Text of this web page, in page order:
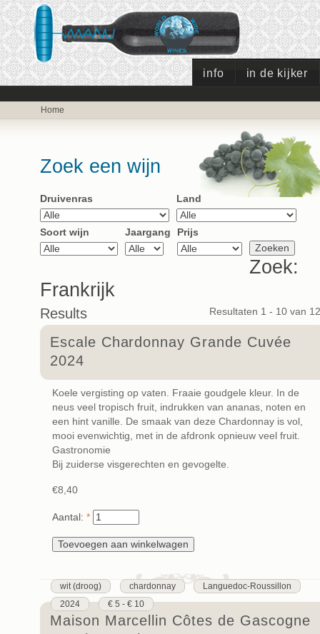
info in de kijker
Home
Zoek een wijn
Druivenras Land
Soort wijn Jaargang Prijs
Zoek:
Frankrijk
Resultaten 1 - 10 van
Results
Escale Chardonnay Grande Cuvée
2024
Koele vergisting op vaten. Fraaie goudgele kleur. In de
neus veel tropisch fruit, indrukken van ananas, noten en
een hint vanille. De smaak van deze Chardonnay is vol,
mooi evenwichtig, met in de afdronk opnieuw veel fruit.
Gastronomie
Bij zuiderse visgerechten en gevogelte.
€8,40
Aantal: *
wit (droog) chardonnay
Languedoc-Roussillon
2024
€ 5 - € 10
Maison Marcellin Côtes de Gascogne